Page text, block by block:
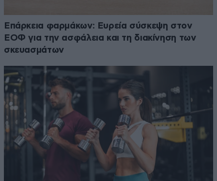
Επάρκεια φαρμάκων: Ευρεία σύσκεψη στον
ΕΟΦ για την ασφάλεια και τη διακίνηση των
σκευασμάτων